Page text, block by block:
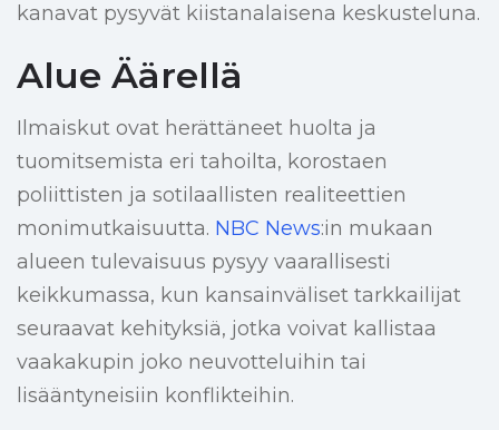
kanavat pysyvät kiistanalaisena keskusteluna.
Alue Äärellä
Ilmaiskut ovat herättäneet huolta ja
tuomitsemista eri tahoilta, korostaen
poliittisten ja sotilaallisten realiteettien
monimutkaisuutta. NBC News:in mukaan
alueen tulevaisuus pysyy vaarallisesti
keikkumassa, kun kansainväliset tarkkailijat
seuraavat kehityksiä, jotka voivat kallistaa
vaakakupin joko neuvotteluihin tai
lisääntyneisiin konflikteihin.